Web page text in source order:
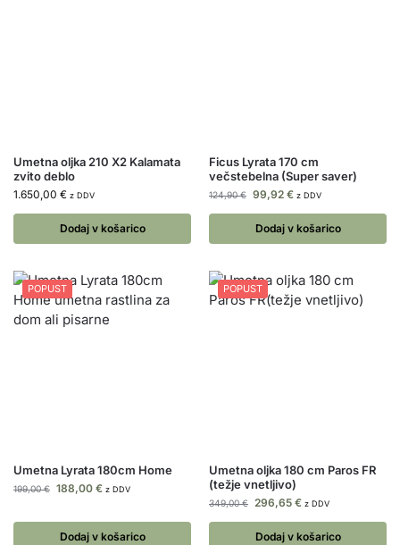
Umetna oljka 210 X2 Kalamata
zvito deblo
1.650,00 € z DDV
Dodaj v košarico
Ficus Lyrata 170 cm
večstebelna (Super saver)
124,90€ 99,92 € z DDV
Dodaj v košarico
POPUST
Umetna Lyrata 180cm Home
199,00€ 188,00 € z DDV
Dodaj v košarico
POPUST
Umetna oljka 180 cm Paros FR
(težje vnetljivo)
349,00€ 296,65 € z DDV
Dodaj v košarico